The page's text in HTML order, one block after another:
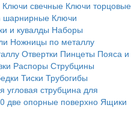
Ключи свечные Ключи торцовые
шарнирные Ключи
и кувалды Наборы
Ножницы по металлу
Отвертки Пинцеты Пояса и
Распоры Струбцины
Тиски Трубогибы
угловая струбцина для
две опорные поверхно Ящики